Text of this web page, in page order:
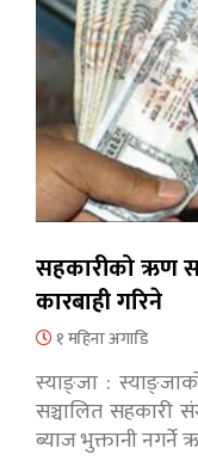
सहकारीको ऋण
कारबाही गरिने
१ महिना अगाडि
स्याङ्जा :
सञ्चालित सहकारी
ब्याज भुक्तानी